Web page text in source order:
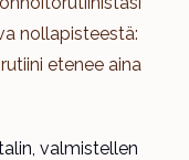
nollapisteestä:
etenee aina
valmistellen